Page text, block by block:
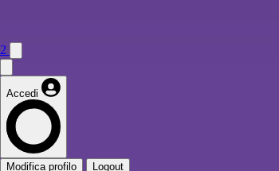
2
Accedi
Modifica profilo Logout